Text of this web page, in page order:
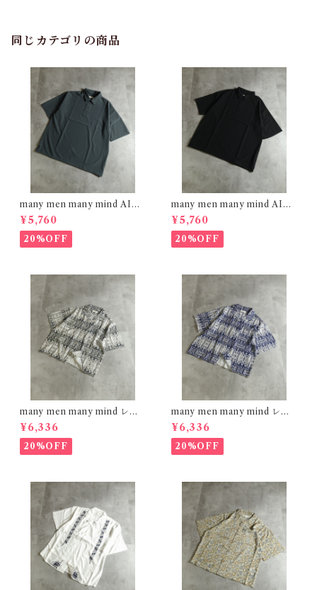
同じカテゴリの商品
many men many mind AIRL
EAK FABRIC ポロシャツ C
HARCOAL M2615161
¥5,760
20%OFF
many men many mind AIRL
EAK FABRIC ポロシャツ BL
ACK M2615161
¥5,760
20%OFF
many men many mind レー
ヨン 総柄シャツ バティック ネ
イティブ ブラック M261506
0
¥6,336
20%OFF
many men many mind レー
ヨン 総柄シャツ バティック ネ
イティブ ネイビー M261506
0
¥6,336
20%OFF